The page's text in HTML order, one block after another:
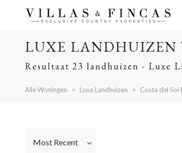
LUXE LANDHUIZEN
Resultaat 23 landhuizen - Luxe
Alle Woningen Luxe Landhuizen Costa del Sol
Most Recent